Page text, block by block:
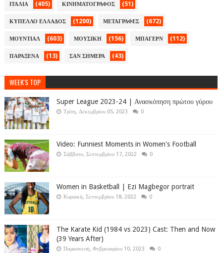
ΙΤΑΛΙΑ (405) ΚΙΝΗΜΑΤΟΓΡΑΦΟΣ (51)
ΚΥΠΕΛΛΟ ΕΛΛΑΔΟΣ (1200) ΜΕΤΑΓΡΑΦΕΣ (672)
ΜΟΥΝΤΙΑΛ (603) ΜΟΥΣΙΚΗ (156) ΜΠΑΓΕΡΝ (112)
ΠΑΡΑΞΕΝΑ (13) ΣΑΝ ΣΗΜΕΡΑ (43)
WEEK'S TOP
Super League 2023-24 | Ανασκόπηση πρώτου γύρου
Τρίτη, Δεκεμβρίου 05, 2023 0
Video: Funniest Moments in Women's Football
Σάββατο, Σεπτεμβρίου 17, 2022 0
Women in Basketball | Ezi Magbegor portrait
Κυριακή, Σεπτεμβρίου 18, 2022 0
The Karate Kid (1984 vs 2023) Cast: Then and Now
(39 Years After)
Παρασκευή, Φεβρουαρίου 10, 2023 0